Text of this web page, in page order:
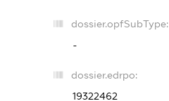
dossier.opfSubType:
-
dossier.edrpo:
19322462